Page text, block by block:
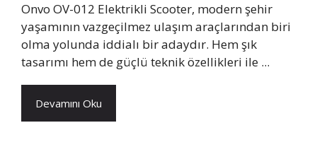
Onvo OV-012 Elektrikli Scooter, modern şehir
yaşamının vazgeçilmez ulaşım araçlarından biri
olma yolunda iddialı bir adaydır. Hem şık
tasarımı hem de güçlü teknik özellikleri ile ...
Devamını Oku